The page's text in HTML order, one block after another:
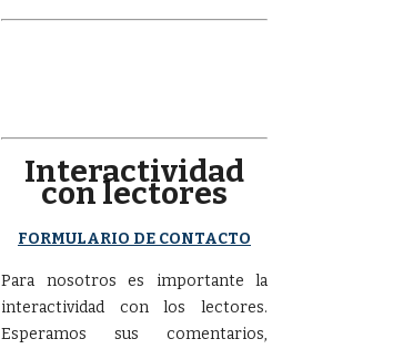
Interactividad
con lectores
FORMULARIO DE CONTACTO
Para nosotros es importante la
interactividad con los lectores.
Esperamos sus comentarios,